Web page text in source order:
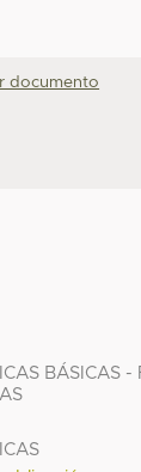
documento
BÁSICAS -